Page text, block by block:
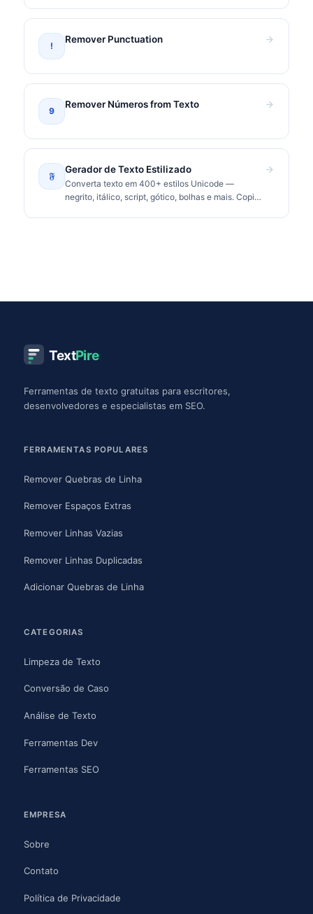
!
Remover Punctuation
9
Remover Números from Texto
𝔉
Gerador de Texto Estilizado
Converta texto em 400+ estilos Unicode —
negrito, itálico, script, gótico, bolhas e mais. Copie
TextPire
Ferramentas de texto gratuitas para escritores,
desenvolvedores e especialistas em SEO.
FERRAMENTAS POPULARES
Remover Quebras de Linha
Remover Espaços Extras
Remover Linhas Vazias
Remover Linhas Duplicadas
Adicionar Quebras de Linha
CATEGORIAS
Limpeza de Texto
Conversão de Caso
Análise de Texto
Ferramentas Dev
Ferramentas SEO
EMPRESA
Sobre
Contato
Política de Privacidade